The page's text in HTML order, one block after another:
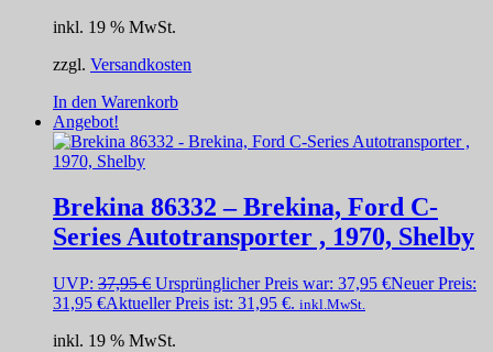
inkl. 19 % MwSt.
zzgl. Versandkosten
In den Warenkorb
Angebot!
Brekina 86332 – Brekina, Ford C-
Series Autotransporter , 1970, Shelby
UVP: 37,95€ Ursprünglicher Preis war: 37,95 €Neuer Preis:
31,95 €Aktueller Preis ist: 31,95 €. inkl.MwSt.
inkl. 19 % MwSt.